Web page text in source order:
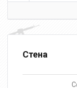
Стена